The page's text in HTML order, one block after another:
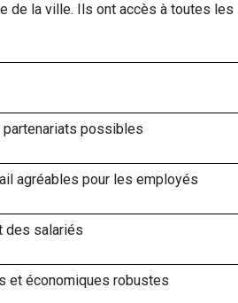
de la ville. Ils ont accès à toutes les
possibles
agréables pour les employés
des salariés
et économiques robustes